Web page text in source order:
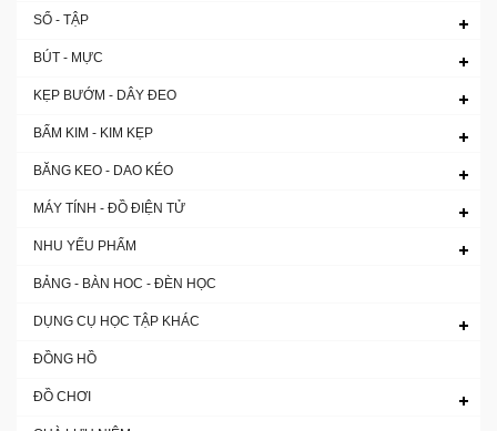
SỔ - TẬP
BÚT - MỰC
KẸP BƯỚM - DÂY ĐEO
BẤM KIM - KIM KẸP
BĂNG KEO - DAO KÉO
MÁY TÍNH - ĐỒ ĐIỆN TỬ
NHU YẾU PHẨM
BẢNG - BÀN HOC - ĐÈN HỌC
DỤNG CỤ HỌC TẬP KHÁC
ĐỒNG HỒ
ĐỒ CHƠI